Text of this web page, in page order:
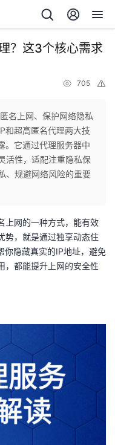
？这3个核心需求
705
名上网、保护网络隐私
和超高匿名代理两大技
。它通过代理服务器中
活性，适配注重隐私保
、规避网络风险的重要
上网的一种方式，能有效
势，就是通过独享动态住
你隐藏真实的IP地址，避免
，都能提升上网的安全性